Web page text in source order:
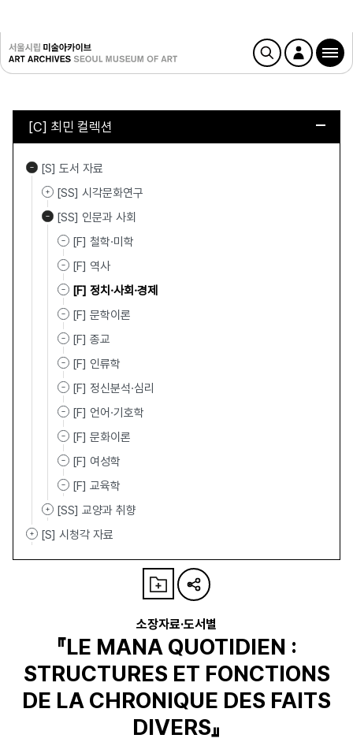
[C] 최민 컬렉션
[S] 도서 자료
[SS] 시각문화연구
[SS] 인문과 사회
[F] 철학·미학
[F] 역사
[F] 정치·사회·경제
[F] 문학이론
[F] 종교
[F] 인류학
[F] 정신분석·심리
[F] 언어·기호학
[F] 문화이론
[F] 여성학
[F] 교육학
[SS] 교양과 취향
[S] 시청각 자료
소장자료·도서별
『LE MANA QUOTIDIEN :
STRUCTURES ET FONCTIONS
DE LA CHRONIQUE DES FAITS
DIVERS』